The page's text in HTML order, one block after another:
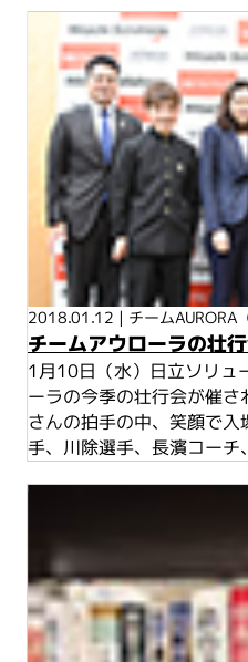
2018.01.12 | チームAURORA
チームアウローラの壮行
1月10日（水）日立ソリュ
ーラの今季の壮行会が催
さんの拍手の中、笑顔で
手、川除選手、長濱コーチ